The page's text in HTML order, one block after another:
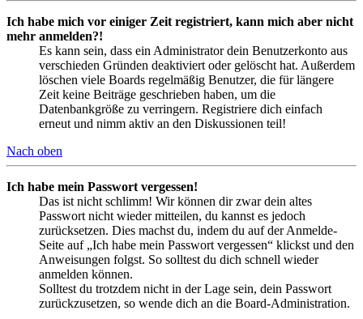
Ich habe mich vor einiger Zeit registriert, kann mich aber nicht
mehr anmelden?!
Es kann sein, dass ein Administrator dein Benutzerkonto aus
verschieden Gründen deaktiviert oder gelöscht hat. Außerdem
löschen viele Boards regelmäßig Benutzer, die für längere
Zeit keine Beiträge geschrieben haben, um die
Datenbankgröße zu verringern. Registriere dich einfach
erneut und nimm aktiv an den Diskussionen teil!
Nach oben
Ich habe mein Passwort vergessen!
Das ist nicht schlimm! Wir können dir zwar dein altes
Passwort nicht wieder mitteilen, du kannst es jedoch
zurücksetzen. Dies machst du, indem du auf der Anmelde-
Seite auf „Ich habe mein Passwort vergessen“ klickst und den
Anweisungen folgst. So solltest du dich schnell wieder
anmelden können.
Solltest du trotzdem nicht in der Lage sein, dein Passwort
zurückzusetzen, so wende dich an die Board-Administration.